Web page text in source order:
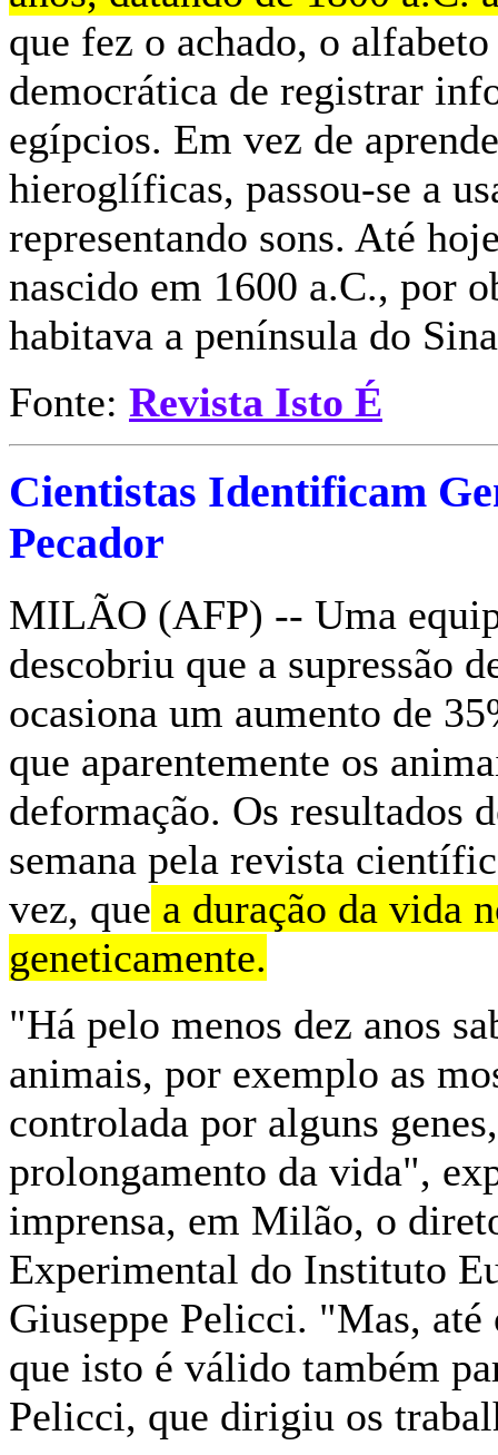
que fez o achado, o
democrática de registrar
egípcios. Em vez de
hieroglíficas, passou-se a
representando sons. Até
nascido em 1600 a.C., por
habitava a península do
Fonte: Revista Isto É
Cientistas Identificam
Pecador
MILÃO (AFP) -- Uma
descobriu que a supressão
ocasiona um aumento de
que aparentemente os
deformação. Os resultados
semana pela revista
vez, que a duração da vida
geneticamente.
"Há pelo menos dez anos
animais, por exemplo as
controlada por alguns
prolongamento da vida",
imprensa, em Milão, o
Experimental do Instituto
Giuseppe Pelicci. "Mas,
que isto é válido também
Pelicci, que dirigiu os